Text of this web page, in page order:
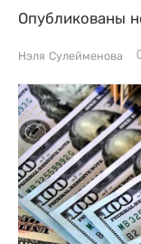
Опубликованы
Нэля Сулейменова